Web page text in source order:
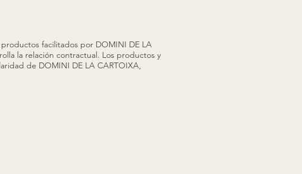
facilitados por DOMINI DE LA
la relación contractual. Los productos y
de DOMINI DE LA CARTOIXA,